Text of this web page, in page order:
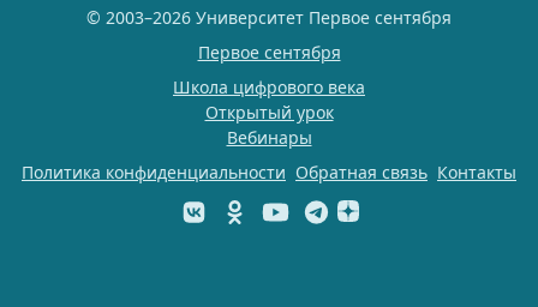
© 2003–2026 Университет Первое сентября
Первое сентября
Школа цифрового века
Открытый урок
Вебинары
Политика конфиденциальности Обратная связь Контакты